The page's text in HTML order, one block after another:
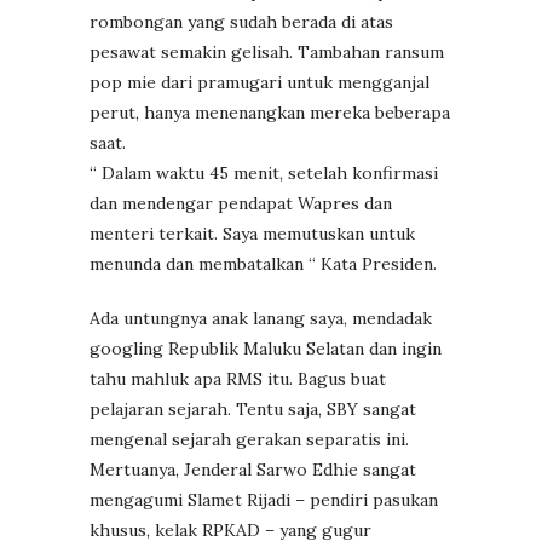
rombongan yang sudah berada di atas
pesawat semakin gelisah. Tambahan ransum
pop mie dari pramugari untuk mengganjal
perut, hanya menenangkan mereka beberapa
saat.
“ Dalam waktu 45 menit, setelah konfirmasi
dan mendengar pendapat Wapres dan
menteri terkait. Saya memutuskan untuk
menunda dan membatalkan “ Kata Presiden.
Ada untungnya anak lanang saya, mendadak
googling Republik Maluku Selatan dan ingin
tahu mahluk apa RMS itu. Bagus buat
pelajaran sejarah. Tentu saja, SBY sangat
mengenal sejarah gerakan separatis ini.
Mertuanya, Jenderal Sarwo Edhie sangat
mengagumi Slamet Rijadi – pendiri pasukan
khusus, kelak RPKAD – yang gugur